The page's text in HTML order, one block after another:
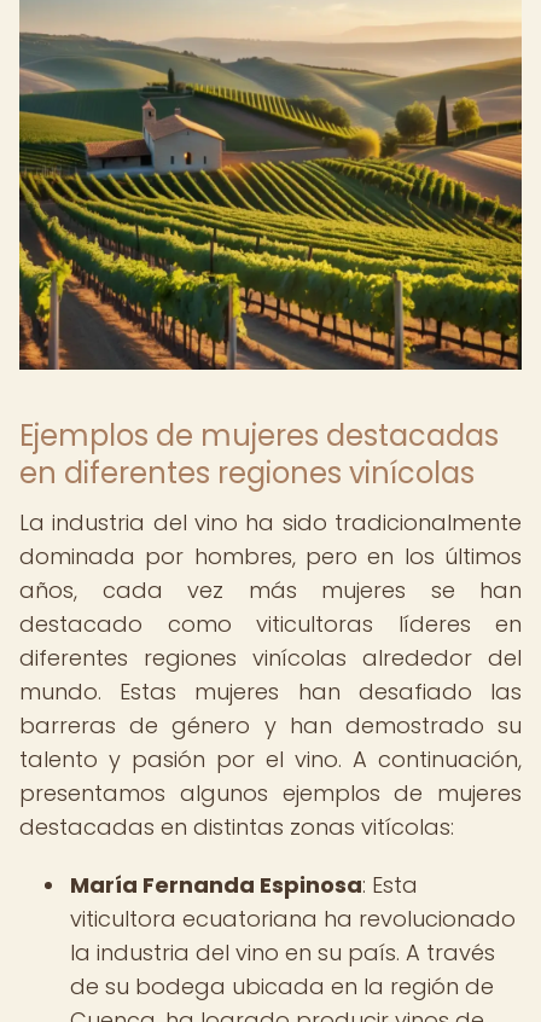
Ejemplos de mujeres destacadas
en diferentes regiones vinícolas
La industria del vino ha sido tradicionalmente
dominada por hombres, pero en los últimos
años, cada vez más mujeres se han
destacado como viticultoras líderes en
diferentes regiones vinícolas alrededor del
mundo. Estas mujeres han desafiado las
barreras de género y han demostrado su
talento y pasión por el vino. A continuación,
presentamos algunos ejemplos de mujeres
destacadas en distintas zonas vitícolas:
María Fernanda Espinosa: Esta
viticultora ecuatoriana ha revolucionado
la industria del vino en su país. A través
de su bodega ubicada en la región de